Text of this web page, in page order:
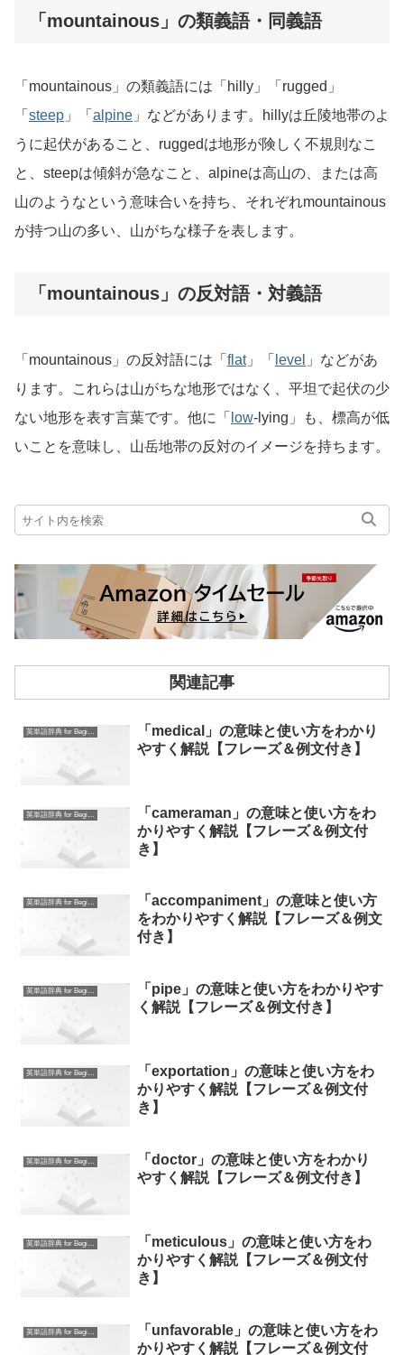
「mountainous」の類義語・同義語
「mountainous」の類義語には「hilly」「rugged」
「 steep 」「 alpine 」などがあります。hillyは丘陵地帯のよ
うに起伏があること、ruggedは地形が険しく不規則なこ
と、steepは傾斜が急なこと、alpineは高山の、または高
山のようなという意味合いを持ち、それぞれmountainous
が持つ山の多い、山がちな様子を表します。
「mountainous」の反対語・対義語
「mountainous」の反対語には「 flat」「 level 」などがあ
ります。これらは山がちな地形ではなく、平坦で起伏の少
ない地形を表す言葉です。他に「 low-lying」も、標高が低
いことを意味し、山岳地帯の反対のイメージを持ちます。
関連記事
英単語辞典 for Beginners
「medical」の意味と使い方をわかり
やすく解説【フレーズ＆例文付き】
英単語辞典 for Beginners
「cameraman」の意味と使い方をわ
かりやすく解説【フレーズ＆例文付
き】
英単語辞典 for Beginners
「accompaniment」の意味と使い方
をわかりやすく解説【フレーズ＆例文
付き】
英単語辞典 for Beginners
「pipe」の意味と使い方をわかりやす
く解説【フレーズ＆例文付き】
英単語辞典 for Beginners
「exportation」の意味と使い方をわ
かりやすく解説【フレーズ＆例文付
き】
英単語辞典 for Beginners
「doctor」の意味と使い方をわかり
やすく解説【フレーズ＆例文付き】
英単語辞典 for Beginners
「meticulous」の意味と使い方をわ
かりやすく解説【フレーズ＆例文付
き】
英単語辞典 for Beginners
「unfavorable」の意味と使い方をわ
かりやすく解説【フレーズ＆例文付